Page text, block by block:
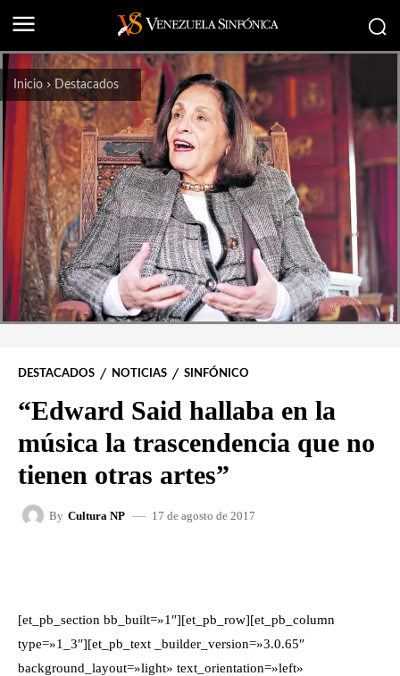
Inicio Destacados
DESTACADOS NOTICIAS SINFÓNICO
“Edward Said hallaba en la
música la trascendencia que no
tienen otras artes”
By Cultura NP 17 de agosto de 2017
[et_pb_section bb_built=»1″][et_pb_row][et_pb_column
type=»1_3″][et_pb_text _builder_version=»3.0.65″
background_layout=»light» text_orientation=»left»